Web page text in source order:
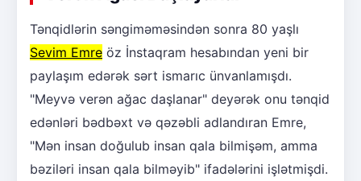
Tənqidlərin səngiməməsindən sonra 80 yaşlı
Sevim Emre öz İnstaqram hesabından yeni bir
paylaşım edərək sərt ismarıc ünvanlamışdı.
"Meyvə verən ağac daşlanar" deyərək onu tənqid
edənləri bədbəxt və qəzəbli adlandıran Emre,
"Mən insan doğulub insan qala bilmişəm, amma
bəziləri insan qala bilməyib" ifadələrini işlətmişdi.